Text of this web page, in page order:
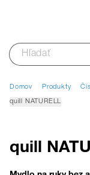
Domov Produkty
quill NATURELL
quill